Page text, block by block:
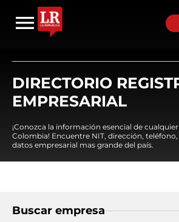
DIRECTORIO
EMPRESARIAL
¡Conozca la información esencial de
Colombia! Encuentre NIT, dirección, teléfono,
datos empresarial mas grande del país.
Buscar empresa